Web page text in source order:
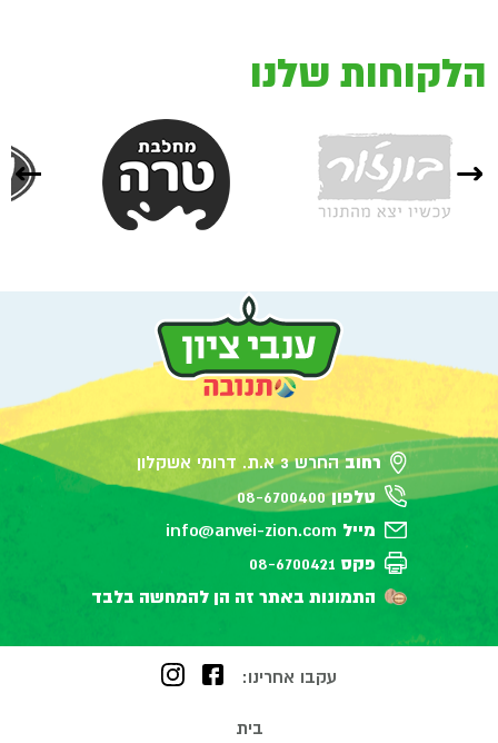
הלקוחות שלנו
רחובהחרש 3 א.ת. דרומי אשקלון
טלפון08-6700400
מייל
פקס
התמונות באתר זה הן להמחשה בלבד
בית
עקבו אחרינו: